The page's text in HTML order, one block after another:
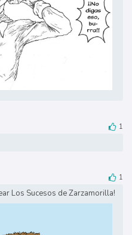
1
1
Los Sucesos de Zarzamorilla!